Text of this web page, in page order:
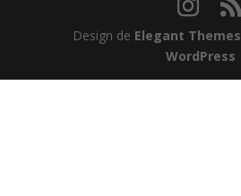
Design de Elegant Themes
WordPress